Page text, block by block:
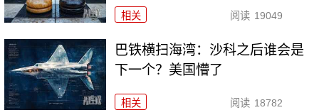
相关 阅读 19049
巴铁横扫海湾：沙科之后谁会是
下一个？美国懵了
相关 阅读 18782